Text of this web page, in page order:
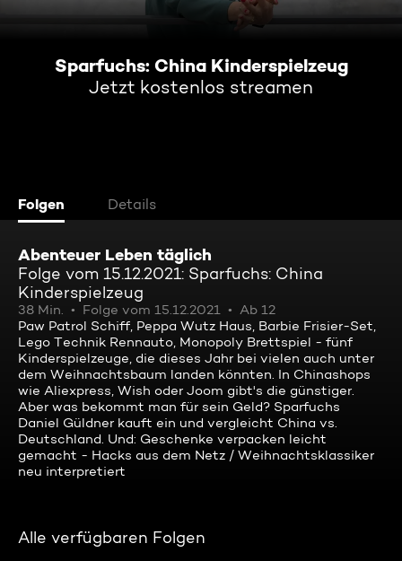
Sparfuchs: China Kinderspielzeug
Jetzt kostenlos streamen
Folgen Details
Abenteuer Leben täglich
Folge vom 15.12.2021: Sparfuchs: China
Kinderspielzeug
38 Min. Folge vom 15.12.2021
Ab 12
Paw Patrol Schiff, Peppa Wutz Haus, Barbie Frisier-Set,
Lego Technik Rennauto, Monopoly Brettspiel - fünf
Kinderspielzeuge, die dieses Jahr bei vielen auch unter
dem Weihnachtsbaum landen könnten. In Chinashops
wie Aliexpress, Wish oder Joom gibt's die günstiger.
Aber was bekommt man für sein Geld? Sparfuchs
Daniel Güldner kauft ein und vergleicht China vs.
Deutschland. Und: Geschenke verpacken leicht
gemacht - Hacks aus dem Netz / Weihnachtsklassiker
neu interpretiert
Alle verfügbaren Folgen